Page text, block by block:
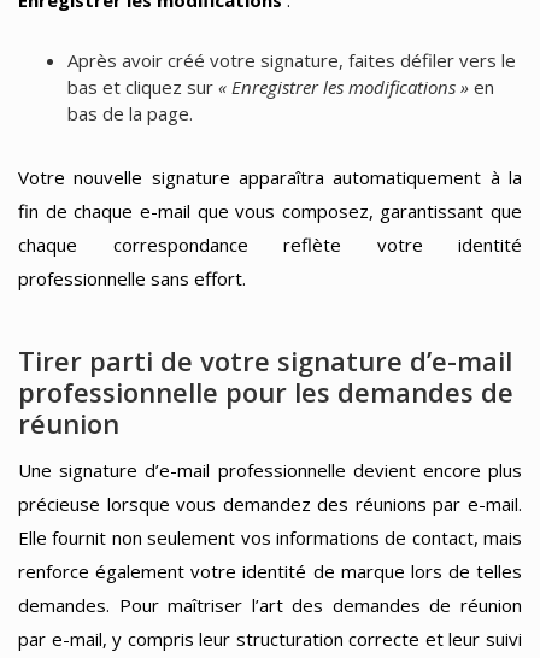
Après avoir créé votre signature, faites défiler vers le
bas et cliquez sur « Enregistrer les modifications »en
bas de la page.
Votre nouvelle signature apparaîtra automatiquement à la
fin de chaque e-mail que vous composez, garantissant que
chaque correspondance reflète votre identité
professionnelle sans effort.
Tirer parti de votre signature d’e-mail
professionnelle pour les demandes de
réunion
Une signature d’e-mail professionnelle devient encore plus
précieuse lorsque vous demandez des réunions par e-mail.
Elle fournit non seulement vos informations de contact, mais
renforce également votre identité de marque lors de telles
demandes. Pour maîtriser l’art des demandes de réunion
par e-mail, y compris leur structuration correcte et leur suivi